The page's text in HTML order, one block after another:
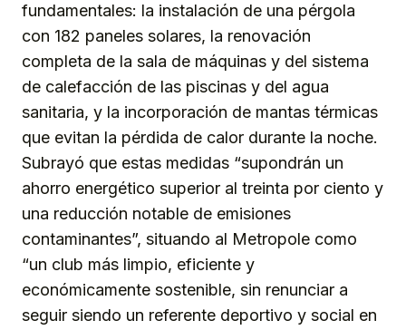
fundamentales: la instalación de una pérgola
con 182 paneles solares, la renovación
completa de la sala de máquinas y del sistema
de calefacción de las piscinas y del agua
sanitaria, y la incorporación de mantas térmicas
que evitan la pérdida de calor durante la noche.
Subrayó que estas medidas “supondrán un
ahorro energético superior al treinta por ciento y
una reducción notable de emisiones
contaminantes”, situando al Metropole como
“un club más limpio, eficiente y
económicamente sostenible, sin renunciar a
seguir siendo un referente deportivo y social en